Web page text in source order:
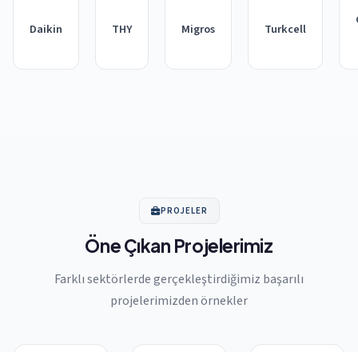
Daikin THY Migros Turkcell
PROJELER
Öne Çıkan Projelerimiz
Farklı sektörlerde gerçekleştirdiğimiz başarılı
projelerimizden örnekler